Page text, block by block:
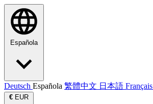
Española
Deutsch Española 繁體中文 日本語 Français
€ EUR